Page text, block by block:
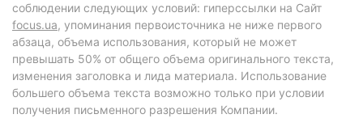
соблюдении следующих условий: гиперссылки на Сайт
focus.ua, упоминания первоисточника не ниже первого
абзаца, объема использования, который не может
превышать 50% от общего объема оригинального текста,
изменения заголовка и лида материала. Использование
большего объема текста возможно только при условии
получения письменного разрешения Компании.